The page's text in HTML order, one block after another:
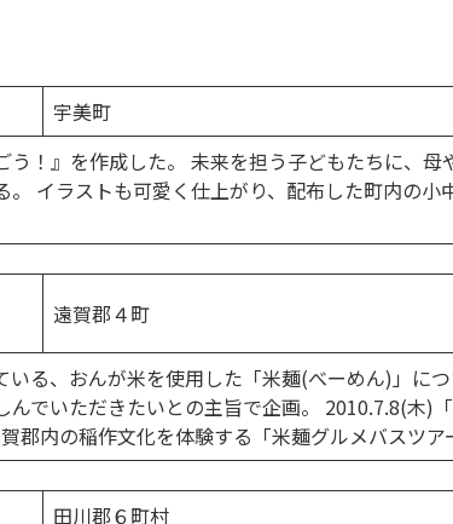
宇美町
！』を作成した。 未来を担う子どもたちに、母
イラストも可愛く仕上がり、配布した町内の小
遠賀郡４町
る、おんが米を使用した「米麺(べーめん)」に
でいただきたいとの主旨で企画。 2010.7.8(木)
内の稲作文化を体験する「米麺グルメバスツア
田川郡６町村